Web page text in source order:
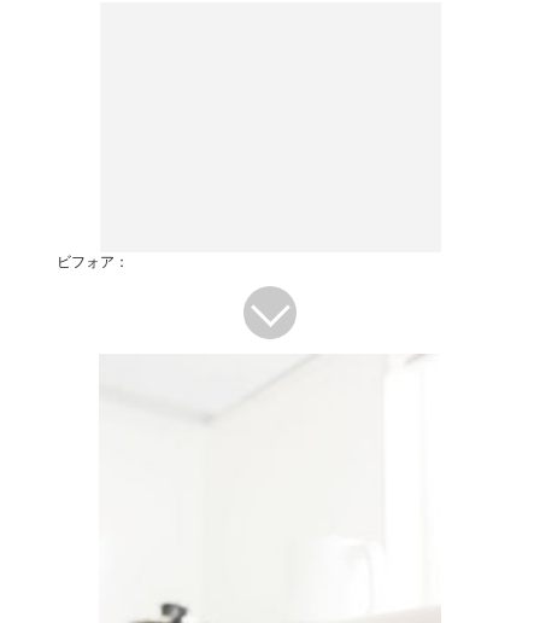
ビフォア：